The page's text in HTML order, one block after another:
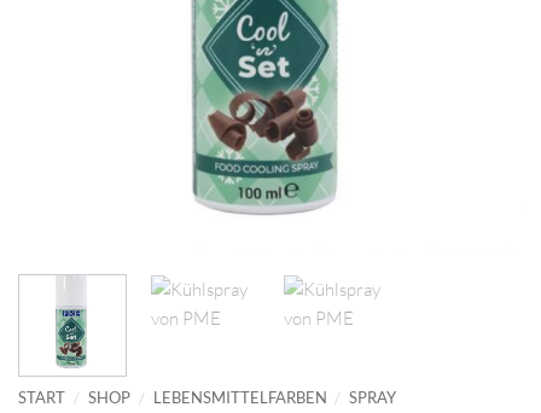
START / SHOP / LEBENSMITTELFARBEN / SPRAY